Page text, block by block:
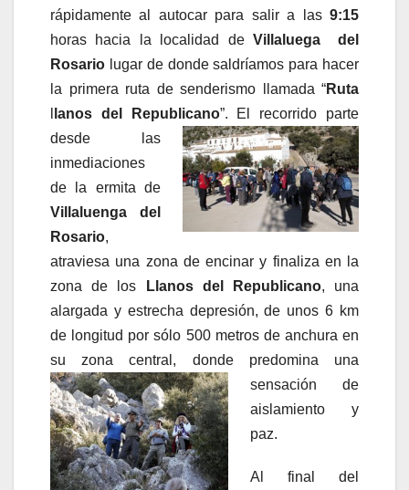
rápidamente al autocar para salir a las 9:15
horas hacia la localidad deVillaluega
del
Rosario lugar de donde saldríamos para hacer
la primera ruta de senderismo llamada “Ruta
lanos del Republicano”. El recorrido parte
desde las
inmediaciones
de la ermita de
Villaluenga del
Rosario,
atraviesa una zona de encinar y finaliza en la
zona de los
Llanos del Republicano, una
alargada y estrecha depresión, de unos 6 km
de longitud por sólo 500 metros de anchura en
su zona central, donde predomina una
sensación de
aislamiento y
paz.
Al final del